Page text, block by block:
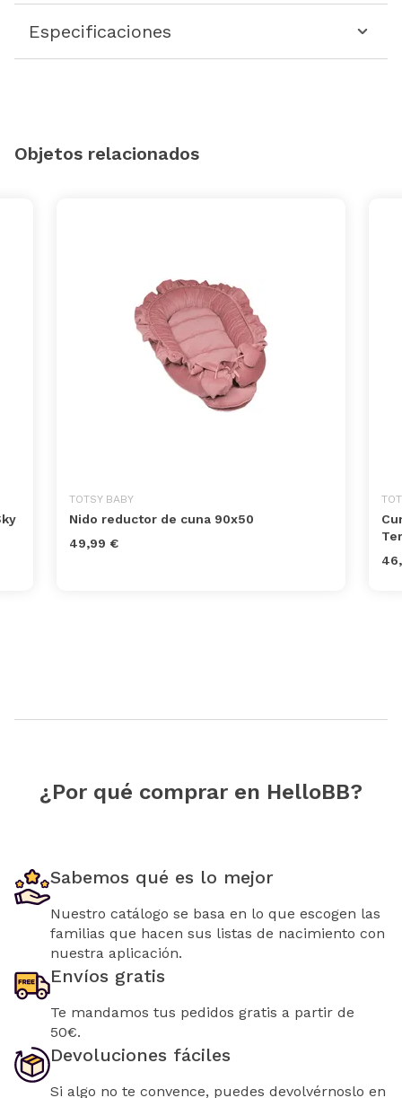
Especificaciones
Objetos relacionados
TOTSY BABY
Nido reductor de cuna 90x50
49,99 €
¿Por qué comprar en HelloBB?
Sabemos qué es lo mejor
Nuestro catálogo se basa en lo que escogen las
familias que hacen sus listas de nacimiento con
nuestra aplicación.
Envíos gratis
Te mandamos tus pedidos gratis a partir de
50€.
Devoluciones fáciles
Si algo no te convence, puedes devolvérnoslo en